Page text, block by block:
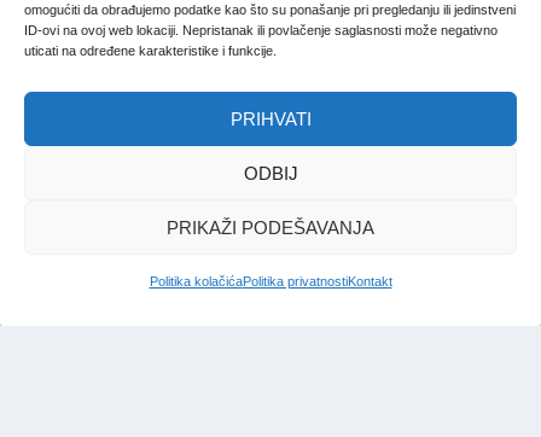
omogućiti da obrađujemo podatke kao što su ponašanje pri pregledanju ili jedinstveni
ID-ovi na ovoj web lokaciji. Nepristanak ili povlačenje saglasnosti može negativno
uticati na određene karakteristike i funkcije.
PRIHVATI
ODBIJ
PRIKAŽI PODEŠAVANJA
Politika kolačićaPolitika privatnostiKontakt